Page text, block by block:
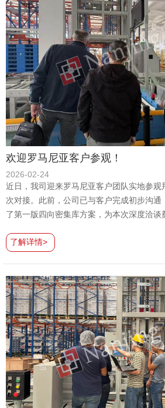
欢迎罗马尼亚客户参观！
2026-02-24
近日，我司迎来罗马尼亚客户团队实地参观
次对接。此前，公司已与客户完成初步沟通
了第一版四向密集库方案，为本次深度洽谈
了解详情>